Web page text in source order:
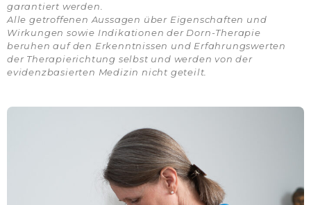
garantiert werden.
Alle getroffenen Aussagen über Eigenschaften und
Wirkungen sowie Indikationen der Dorn-Therapie
beruhen auf den Erkenntnissen und Erfahrungswerten
der Therapierichtung selbst und werden von der
evidenzbasierten Medizin nicht geteilt.